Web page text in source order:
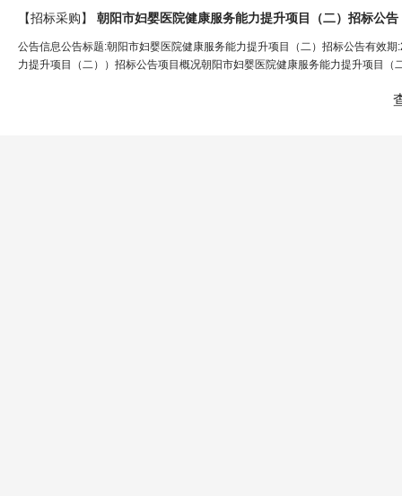
【招标采购】 朝阳市妇婴医院健康服务能力提升项目（二）招标公告
公告信息公告标题:朝阳市妇婴医院健康服务能力提升项目（二）招标公告有效
力提升项目（二））招标公告项目概况朝阳市妇婴医院健康服务能力提升项目